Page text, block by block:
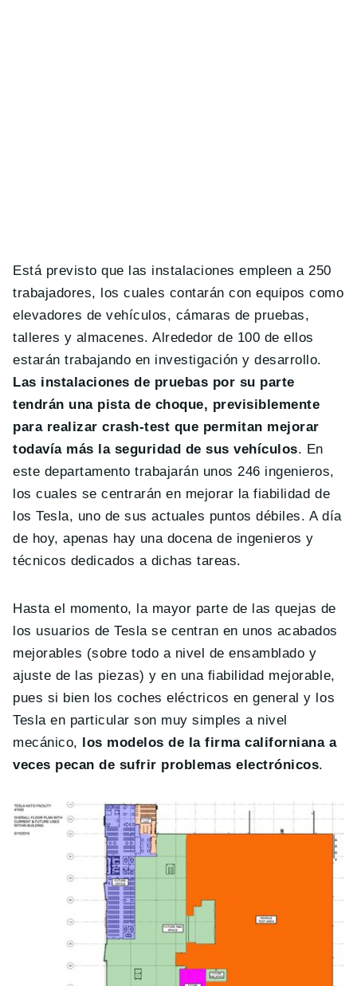
Está previsto que las instalaciones empleen a 250
trabajadores, los cuales contarán con equipos como
elevadores de vehículos, cámaras de pruebas,
talleres y almacenes. Alrededor de 100 de ellos
estarán trabajando en investigación y desarrollo.
Las instalaciones de pruebas por su parte
tendrán una pista de choque, previsiblemente
para realizar crash-test que permitan mejorar
todavía más la seguridad de sus vehículos. En
este departamento trabajarán unos 246 ingenieros,
los cuales se centrarán en mejorar la fiabilidad de
los Tesla, uno de sus actuales puntos débiles. A día
de hoy, apenas hay una docena de ingenieros y
técnicos dedicados a dichas tareas.
Hasta el momento, la mayor parte de las quejas de
los usuarios de Tesla se centran en unos acabados
mejorables (sobre todo a nivel de ensamblado y
ajuste de las piezas) y en una fiabilidad mejorable,
pues si bien los coches eléctricos en general y los
Tesla en particular son muy simples a nivel
mecánico, los modelos de la firma californiana a
veces pecan de sufrir problemas electrónicos.